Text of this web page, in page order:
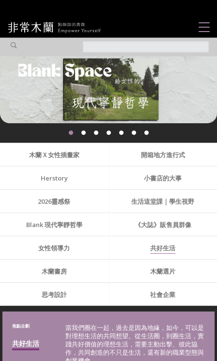
觀點專欄
焦點企劃
社會企業
認識我們
木蘭Ｘ女性插畫家 開箱地方進行式
Herstory 小書店的大事
2026靈感祭 生活這堂課｜學生視野
Blank 現代寧靜哲學 《大誌》販售員群像
女性領導力 共好生活
木蘭書房 木蘭選片
思考設計 社會企業
焦點企劃
共好生活
當我們圈在一起，過去是因為地緣，如今，可以是
對理想生活的共同想望。從生活圈，到圈生活，實
踐共好價值的理想生活，需要主動出擊、彼此協
作，共同創造的不只是生活，還有新的職業型態與